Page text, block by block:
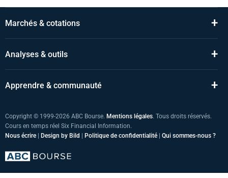
Marchés & cotations +
Analyses & outils +
Apprendre & communauté +
Copyright © 1999-2026 ABC Bourse. Mentions légales. Tous droits réservés.
Cours en temps réel Six Financial Information.
Nous écrire
Design by Bild Politique de confidentialité Qui sommes-nous ?